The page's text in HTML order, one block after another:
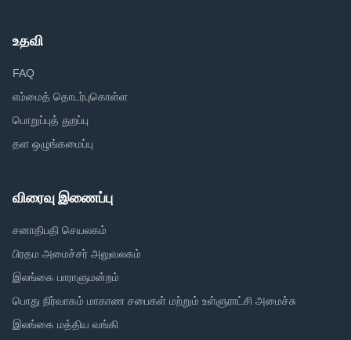
உதவி
FAQ
எம்மைத் தொடர்புகொள்ள
பொறுப்புத் துறப்பு
தள ஒழுங்கமைப்பு
விரைவு இணைப்பு
சனாதிபதி செயலகம்
பிரதம அமைச்சர் அலுவலகம்
இலங்கை பாராளுமன்றம்
பொது நிர்வாகம் மாகாண சபைகள் மற்றும் உள்ளுராட்சி அமைச்சு
இலங்கை மத்திய வங்கி